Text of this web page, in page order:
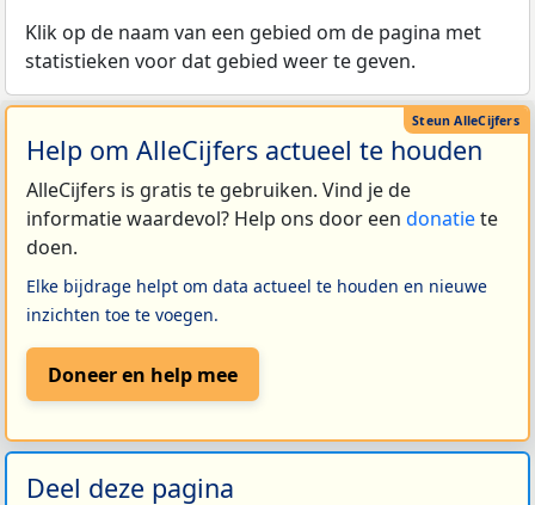
Klik op de naam van een gebied om de pagina met
statistieken voor dat gebied weer te geven.
Help om AlleCijfers actueel te houden
AlleCijfers is gratis te gebruiken. Vind je de
informatie waardevol? Help ons door een donatiete
doen.
Elke bijdrage helpt om data actueel te houden en nieuwe
inzichten toe te voegen.
Doneer en help mee
Deel deze pagina